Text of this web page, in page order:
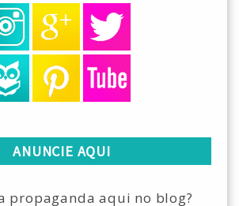
ANUNCIE AQUI
propaganda aqui no blog?